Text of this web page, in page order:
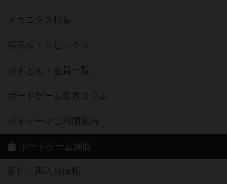
メカニクス特集
掲示板・トピックス
ボドとも・会員一覧
ボードゲーム業界コラム
ボドゲーマご利用案内
ボードゲーム通販
新作・再入荷情報